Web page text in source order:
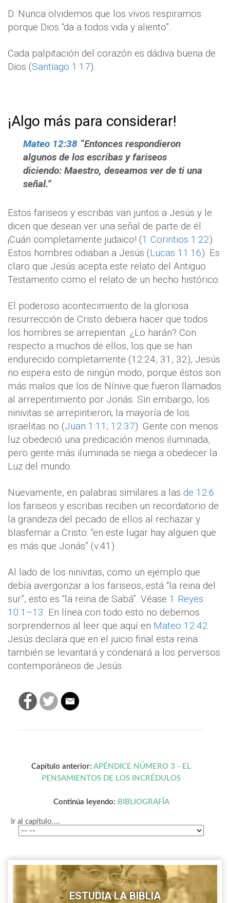
D. Nunca olvidemos que los vivos respiramos
porque Dios “da a todos vida y aliento”.
Cada palpitación del corazón es dádiva buena de
Dios (Santiago 1:17).
¡Algo más para considerar!
Mateo 12:38 “Entonces respondieron
algunos de los escribas y fariseos
diciendo: Maestro, deseamos ver de ti una
señal.”
Estos fariseos y escribas van juntos a Jesús y le
dicen que desean ver una señal de parte de él.
¡Cuán completamente judaico! (1 Corintios 1:22).
Estos hombres odiaban a Jesús (Lucas 11:16). Es
claro que Jesús acepta este relato del Antiguo
Testamento como el relato de un hecho histórico.
El poderoso acontecimiento de la gloriosa
resurrección de Cristo debiera hacer que todos
los hombres se arrepientan. ¿Lo harán? Con
respecto a muchos de ellos, los que se han
endurecido completamente (12:24, 31, 32), Jesús
no espera esto de ningún modo, porque éstos son
más malos que los de Nínive que fueron llamados
al arrepentimiento por Jonás. Sin embargo, los
ninivitas se arrepintieron; la mayoría de los
israelitas no (Juan 1:11 ; 12:37). Gente con menos
luz obedeció una predicación menos iluminada,
pero gente más iluminada se niega a obedecer la
Luz del mundo.
Nuevamente, en palabras similares a las de 12:6
los fariseos y escribas reciben un recordatorio de
la grandeza del pecado de ellos al rechazar y
blasfemar a Cristo: “en este lugar hay alguien que
es más que Jonás” (v.41)
Al lado de los ninivitas, como un ejemplo que
debía avergonzar a los fariseos, está “la reina del
sur”, esto es “la reina de Sabá”. Véase 1 Reyes
10:1–13. En línea con todo esto no debemos
sorprendernos al leer que aquí en Mateo 12:42
Jesús declara que en el juicio final esta reina
también se levantará y condenará a los perversos
contemporáneos de Jesús.
Capítulo anterior: APÉNDICE NÚMERO 3 - EL
PENSAMIENTOS DE LOS INCRÉDULOS
Continúa leyendo: BIBLIOGRAFÍA
Ir al capítulo....
ESTUDIA LA BIBLIA